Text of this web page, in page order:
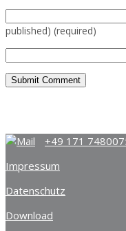
published) (required)
+49 171
Impressum
Datenschutz
Download